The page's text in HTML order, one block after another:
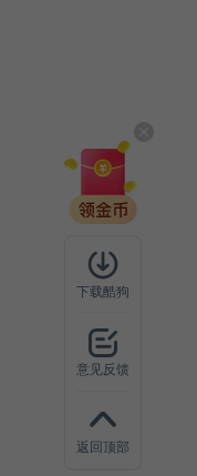
下载酷狗
意见反馈
返回顶部